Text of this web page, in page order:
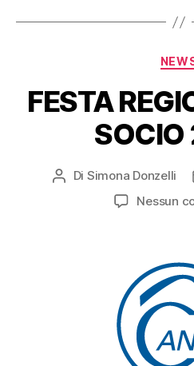
FESTA
Di Simona Donzelli
Nessun